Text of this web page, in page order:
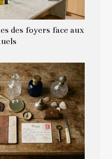
des foyers face aux